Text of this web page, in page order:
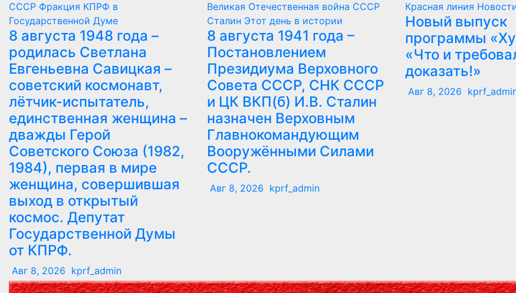
СССР Фракция КПРФ в
Государственной Думе
8 августа 1948 года –
родилась Светлана
Евгеньевна Савицкая –
советский космонавт,
лётчик-испытатель,
единственная женщина –
дважды Герой
Советского Союза (1982,
1984), первая в мире
женщина, совершившая
выход в открытый
космос. Депутат
Государственной Думы
от КПРФ.
Авг 8, 2026 kprf_admin
Великая Отечественная война СССР
Сталин Этот день в истории
8 августа 1941 года –
Постановлением
Президиума Верховного
Совета СССР, СНК СССР
и ЦК ВКП(б) И.В. Сталин
назначен Верховным
Главнокомандующим
Вооружёнными Силами
СССР.
Авг 8, 2026 kprf_admin
Красная линия
Новый выпуск
программы
«Что и
доказать!»
Авг 8, 2026